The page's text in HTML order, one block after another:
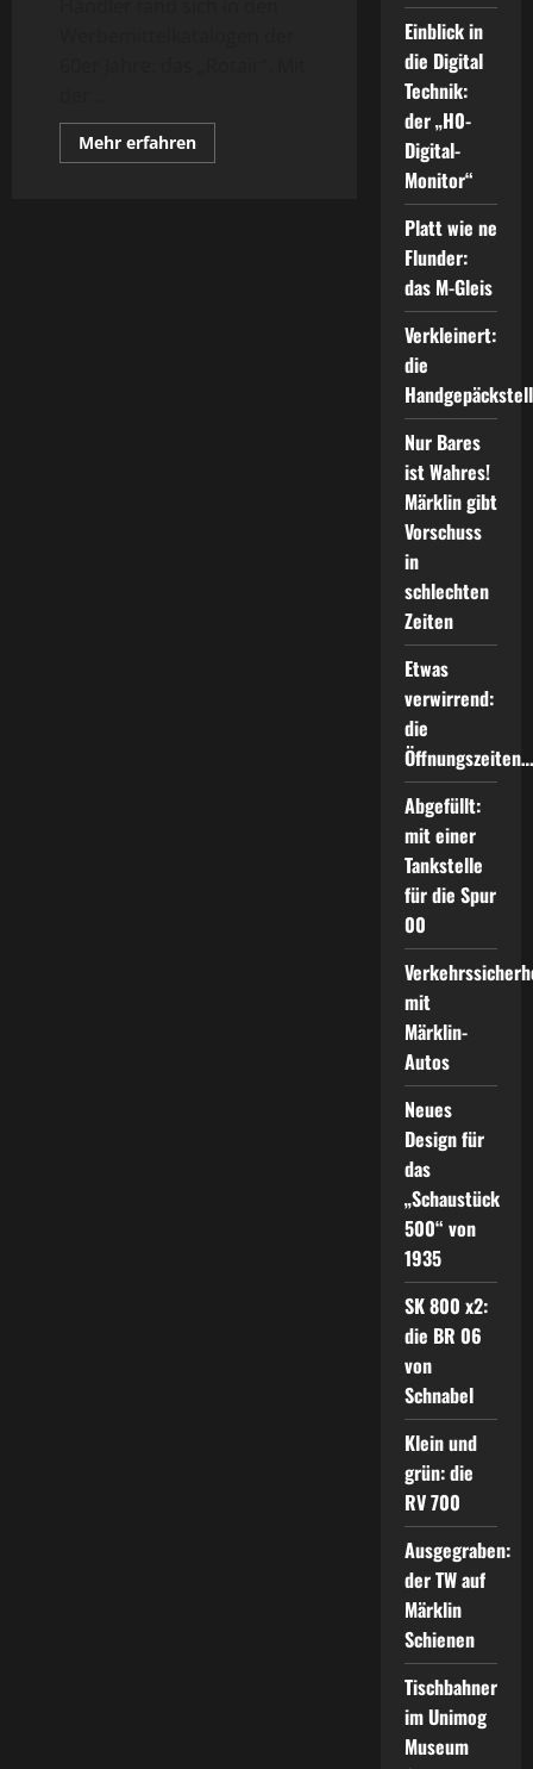
Mehr erfahrenMehr
Informationen
Einblick in
die Digital
Technik:
der „H0-
Digital-
Monitor“
Platt wie ne
Flunder:
das M-Gleis
Verkleinert:
die
Nur Bares
ist Wahres!
Märklin gibt
Vorschuss
in
schlechten
Zeiten
Etwas
verwirrend:
die
Öffnungszeiten…
Abgefüllt:
mit einer
Tankstelle
für die Spur
00
mit
Märklin-
Autos
Neues
Design für
das
„Schaustück
500“ von
1935
SK 800 x2:
die BR 06
von
Schnabel
Klein und
grün: die
RV 700
Ausgegraben:
der TW auf
Märklin
Schienen
Tischbahner
im Unimog
Museum